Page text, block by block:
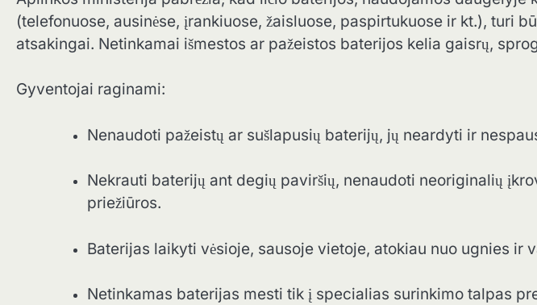
(telefonuose, ausinėse, įrankiuose, žaisluose, paspirtukuose ir kt.), turi
atsakingai. Netinkamai išmestos ar pažeistos baterijos kelia gaisrų,
Gyventojai raginami:
Nenaudoti pažeistų ar sušlapusių baterijų, jų neardyti ir
Nekrauti baterijų ant degių paviršių, nenaudoti neoriginalių
priežiūros.
Baterijas laikyti vėsioje, sausoje vietoje, atokiau nuo ugnies ir
Netinkamas baterijas mesti tik į specialias surinkimo talpas